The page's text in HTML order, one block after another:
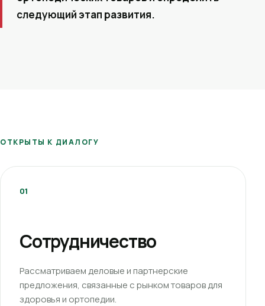
следующий этап развития.
ОТКРЫТЫ К ДИАЛОГУ
01
Сотрудничество
Рассматриваем деловые и партнерские
предложения, связанные с рынком товаров для
здоровья и ортопедии.